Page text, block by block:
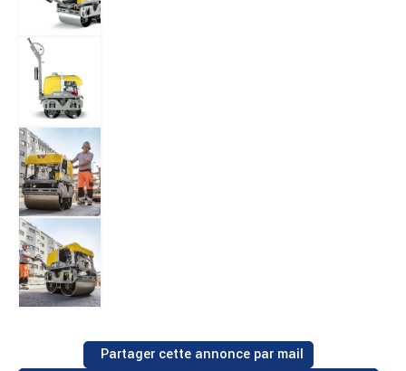
Partager cette annonce par mail